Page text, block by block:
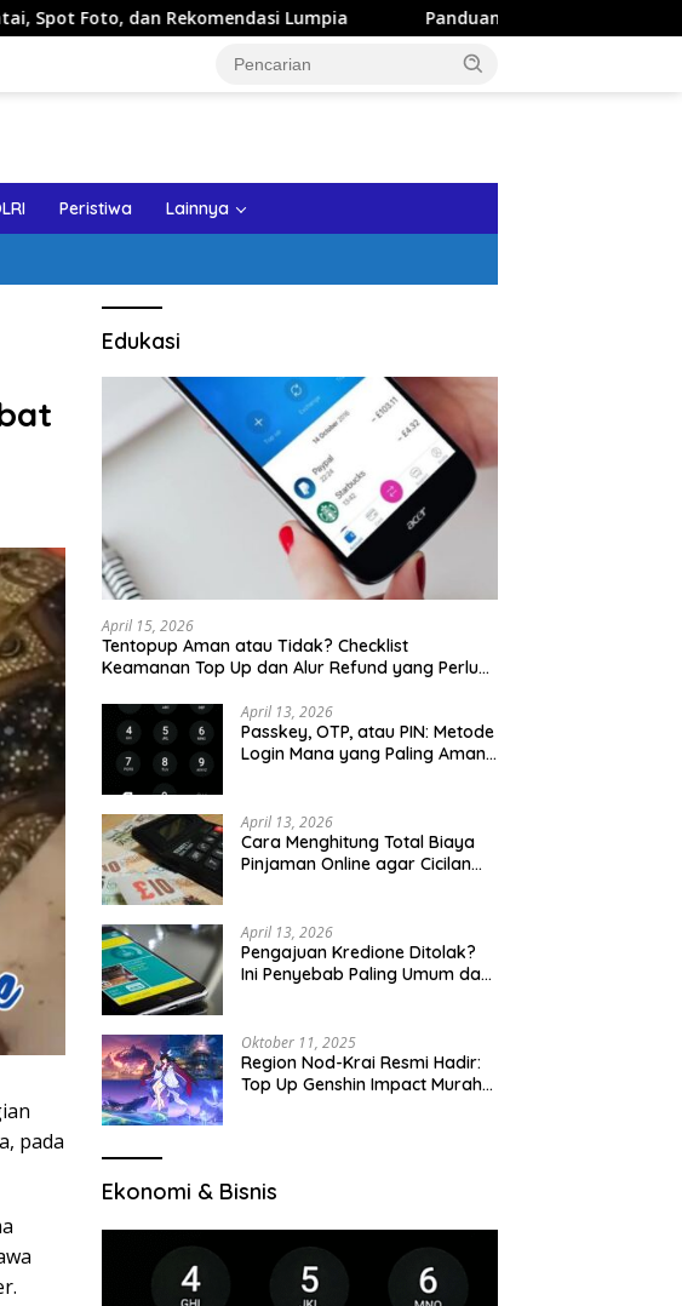
Rekomendasi Lumpia Panduan Wisata Keluarga ke Kota Batu:
Peristiwa Lainnya
pada
Edukasi
April 15, 2026
Tentopup Aman atau Tidak? Checklist
Keamanan Top Up dan Alur Refund yang Perlu
April 13, 2026
Passkey, OTP, atau PIN: Metode
Login Mana yang Paling Aman
April 13, 2026
Cara Menghitung Total Biaya
Pinjaman Online agar Cicilan
April 13, 2026
Pengajuan Kredione Ditolak?
Ini Penyebab Paling Umum dan
Oktober 11, 2025
Region Nod-Krai Resmi Hadir:
Top Up Genshin Impact Murah
Ekonomi & Bisnis